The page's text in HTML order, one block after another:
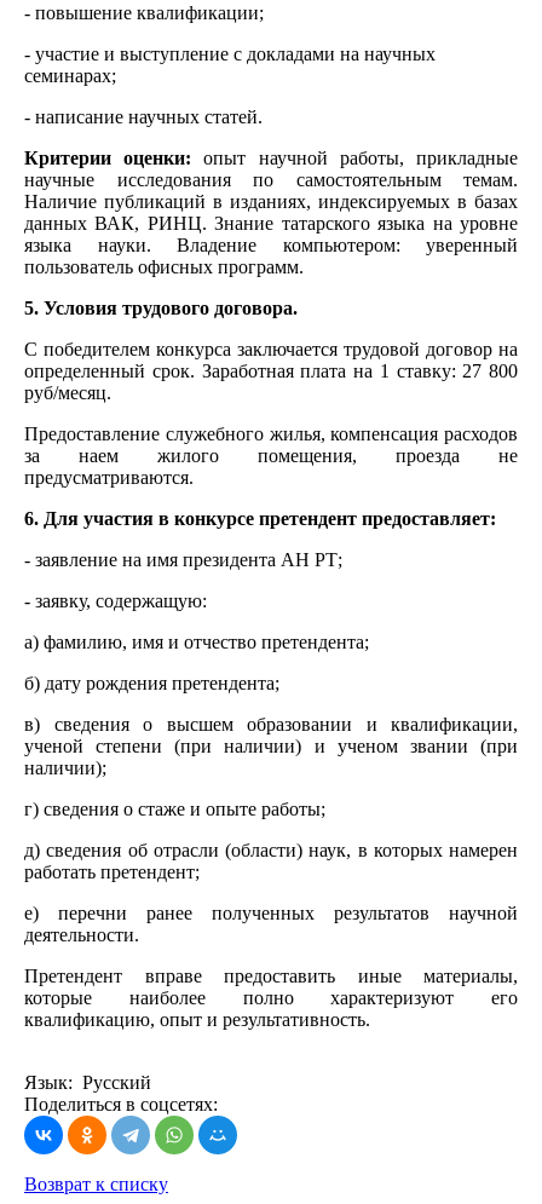
- повышение квалификации;
- участие и выступление с докладами на научных
семинарах;
- написание научных статей.
Критерии оценки:опыт научной работы, прикладные
научные исследования по самостоятельным темам.
Наличие публикаций в изданиях, индексируемых в базах
данных ВАК, РИНЦ. Знание татарского языка на уровне
языка науки. Владение компьютером: уверенный
пользователь офисных программ.
5. Условия трудового договора.
С победителем конкурса заключается трудовой договор на
определенный срок. Заработная плата на 1 ставку: 27 800
руб/месяц.
Предоставление служебного жилья, компенсация расходов
за наем жилого помещения, проезда не
предусматриваются.
6. Для участия в конкурсе претендент предоставляет:
- заявление на имя президента АН РТ;
- заявку, содержащую:
а) фамилию, имя и отчество претендента;
б) дату рождения претендента;
в) сведения о высшем образовании и квалификации,
ученой степени (при наличии) и ученом звании (при
наличии);
г) сведения о стаже и опыте работы;
д) сведения об отрасли (области) наук, в которых намерен
работать претендент;
е) перечни ранее полученных результатов научной
деятельности.
Претендент вправе предоставить иные материалы,
которые наиболее полно характеризуют его
квалификацию, опыт и результативность.
Язык: Русский
Поделиться в соцсетях:
Возврат к списку